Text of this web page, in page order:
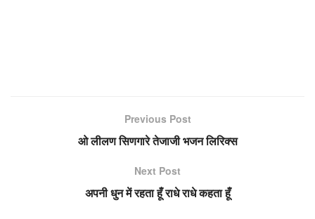
Previous Post
ओ लीलण सिणगारे तेजाजी भजन लिरिक्स
Next Post
अपनी धुन में रहता हूँ राधे राधे कहता हूँ